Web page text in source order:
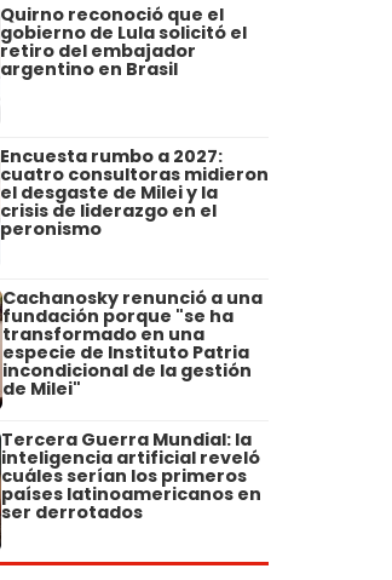
Quirno reconoció que el
gobierno de Lula solicitó el
retiro del embajador
argentino en Brasil
Encuesta rumbo a 2027:
cuatro consultoras midieron
el desgaste de Milei y la
crisis de liderazgo en el
peronismo
Cachanosky renunció a una
fundación porque "se ha
transformado en una
especie de Instituto Patria
incondicional de la gestión
de Milei"
Tercera Guerra Mundial: la
inteligencia artificial reveló
cuáles serían los primeros
países latinoamericanos en
ser derrotados